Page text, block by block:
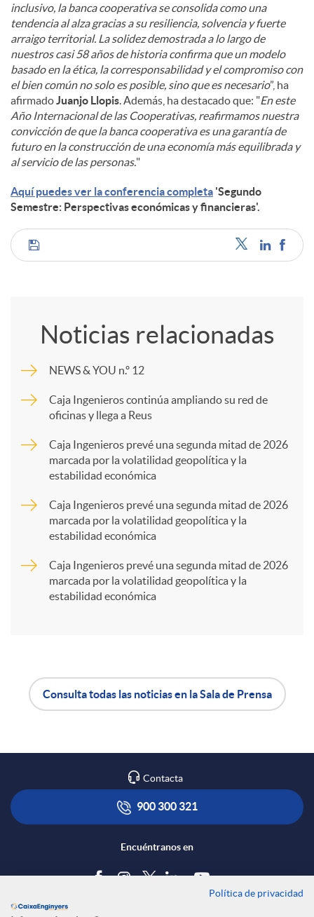
inclusivo, la banca cooperativa se consolida como una
tendencia al alza gracias a su resiliencia, solvencia y fuerte
arraigo territorial. La solidez demostrada a lo largo de
nuestros casi 58 años de historia confirma que un modelo
basado en la ética, la corresponsabilidad y el compromiso con
el bien común no solo es posible, sino que es necesario”, ha
afirmado Juanjo Llopis . Además, ha destacado que: "En este
Año Internacional de las Cooperativas, reafirmamos nuestra
convicción de que la banca cooperativa es una garantía de
futuro en la construcción de una economía más equilibrada y
al servicio de las personas."
Aquí puedes ver la conferencia completa 'Segundo
Semestre: Perspectivas económicas y financieras'.
C
p
a
R
e
Noticias relacionadas
NEWS & YOU n.º 12
Caja Ingenieros continúa ampliando su red de
oficinas y llega a Reus
Caja Ingenieros prevé una segunda mitad de 2026
marcada por la volatilidad geopolítica y la
estabilidad económica
Caja Ingenieros prevé una segunda mitad de 2026
marcada por la volatilidad geopolítica y la
estabilidad económica
Caja Ingenieros prevé una segunda mitad de 2026
marcada por la volatilidad geopolítica y la
estabilidad económica
A
p
l
o
t
Consulta todas las noticias en la Sala de Prensa
Contacta
900 300 321
Encuéntranos en
Política de privacidad